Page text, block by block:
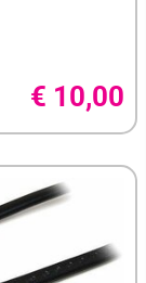
€ 10,00